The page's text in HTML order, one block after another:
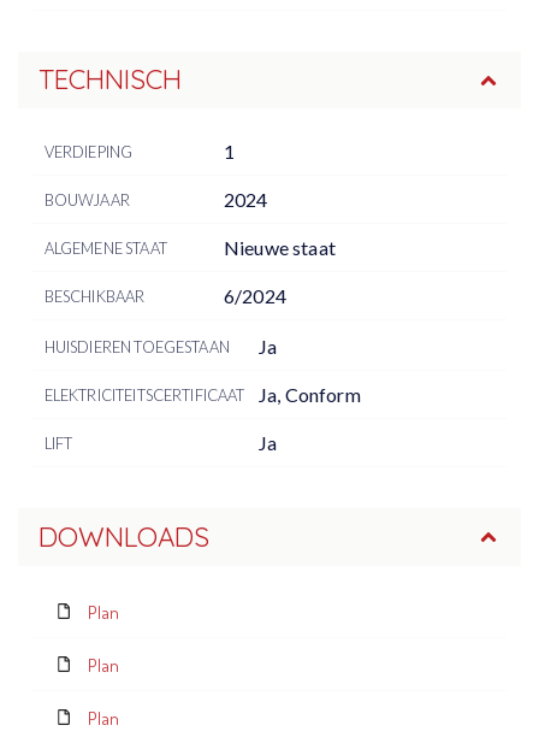
TECHNISCH
VERDIEPING 1
BOUWJAAR 2024
ALGEMENE STAAT Nieuwe staat
BESCHIKBAAR 6/2024
HUISDIEREN TOEGESTAAN Ja
ELEKTRICITEITSCERTIFICAAT Ja, Conform
LIFT Ja
DOWNLOADS
Plan
Plan
Plan